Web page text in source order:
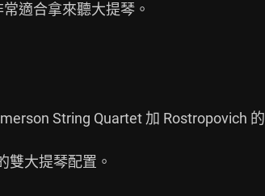
適合拿來聽大提琴。
String Quartet 加 Rostropovich 的
雙大提琴配置。